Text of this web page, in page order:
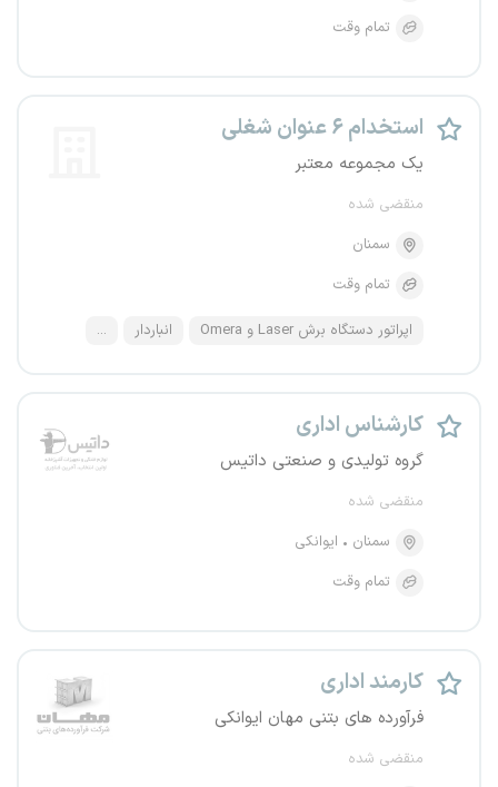
تمام وقت
استخدام ۶ عنوان شغلی
یک مجموعه معتبر
منقضی شده
سمنان
تمام وقت
اپراتور دستگاه برش Laser و Omera انباردار ...
کارشناس اداری
گروه تولیدی و صنعتی داتیس
منقضی شده
سمنان
ایوانکی
تمام وقت
کارمند اداری
فرآورده های بتنی مهان ایوانکی
منقضی شده